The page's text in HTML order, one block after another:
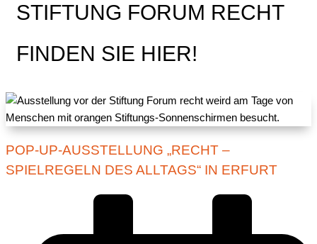
STIFTUNG FORUM RECHT
FINDEN SIE HIER!
POP-UP-AUSSTELLUNG „RECHT –
SPIELREGELN DES ALLTAGS“ IN ERFURT